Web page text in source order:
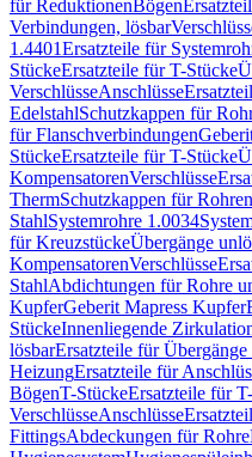
für ReduktionenBögen
Verbindungen, lösbar
1.4401Ersatzteile für
StückeErsatzteile für T-Stücke
VerschlüsseAnschlüsse
EdelstahlSchutzkappen für
für Flanschverbindungen
StückeErsatzteile für T-Stücke
KompensatorenVerschlüsse
ThermSchutzkappen für
StahlSystemrohre 1.0034
für KreuzstückeÜbergänge
KompensatorenVerschlüsse
StahlAbdichtungen für Rohre
KupferGeberit Mapress Kupfer
StückeInnenliegende
lösbarErsatzteile für
HeizungErsatzteile für
BögenT-StückeErsatzteile für
VerschlüsseAnschlüsse
FittingsAbdeckungen für Rohre